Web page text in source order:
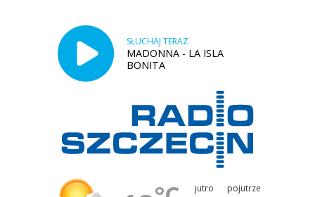
SŁUCHAJ TERAZ
MADONNA - LA ISLA
BONITA
jutro pojutrze